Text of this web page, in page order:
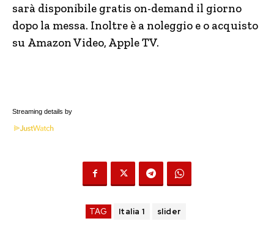
sarà disponibile gratis on-demand il giorno
dopo la messa. Inoltre è a noleggio e o acquisto
su Amazon Video, Apple TV.
Streaming details by
TAG Italia 1 slider